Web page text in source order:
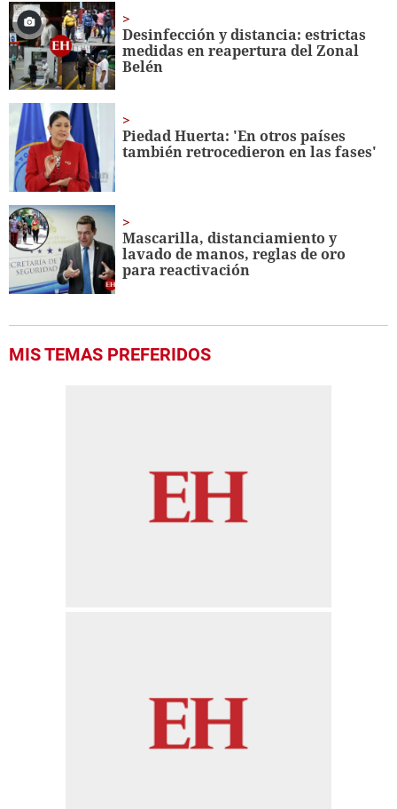
Desinfección y distancia: estrictas
medidas en reapertura del Zonal
Belén
Piedad Huerta: 'En otros países
también retrocedieron en las fases'
Mascarilla, distanciamiento y
lavado de manos, reglas de oro
para reactivación
MIS TEMAS PREFERIDOS